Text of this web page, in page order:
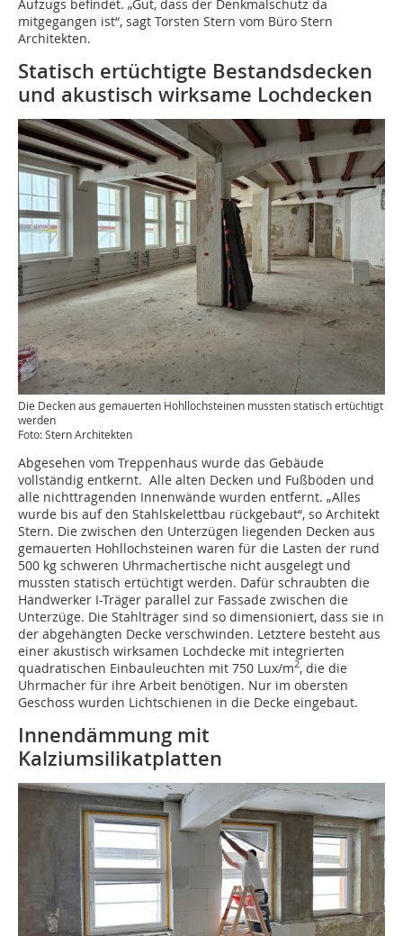
Aufzugs befindet. „Gut, dass der Denkmalschutz da
mitgegangen ist“, sagt Torsten Stern vom Büro Stern
Architekten.
Statisch ertüchtigte Bestandsdecken
und akustisch wirksame Lochdecken
Die Decken aus gemauerten Hohllochsteinen mussten statisch ertüchtigt
werden
Foto: Stern Architekten
Abgesehen vom Treppenhaus wurde das Gebäude
vollständig entkernt. Alle alten Decken und Fußböden und
alle nichttragenden Innenwände wurden entfernt. „Alles
wurde bis auf den Stahlskelettbau rückgebaut“, so Architekt
Stern. Die zwischen den Unterzügen liegenden Decken aus
gemauerten Hohllochsteinen waren für die Lasten der rund
500 kg schweren Uhrmachertische nicht ausgelegt und
mussten statisch ertüchtigt werden. Dafür schraubten die
Handwerker I-Träger parallel zur Fassade zwischen die
Unterzüge. Die Stahlträger sind so dimensioniert, dass sie in
der abgehängten Decke verschwinden. Letztere besteht aus
einer akustisch wirksamen Lochdecke mit integrierten
quadratischen Einbauleuchten mit 750 Lux/m2, die die
Uhrmacher für ihre Arbeit benötigen. Nur im obersten
Geschoss wurden Lichtschienen in die Decke eingebaut.
Innendämmung mit
Kalziumsilikatplatten